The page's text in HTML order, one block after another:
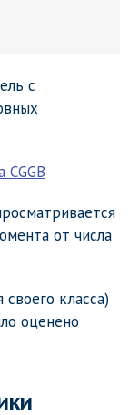
с
от числа
класса)
оценено